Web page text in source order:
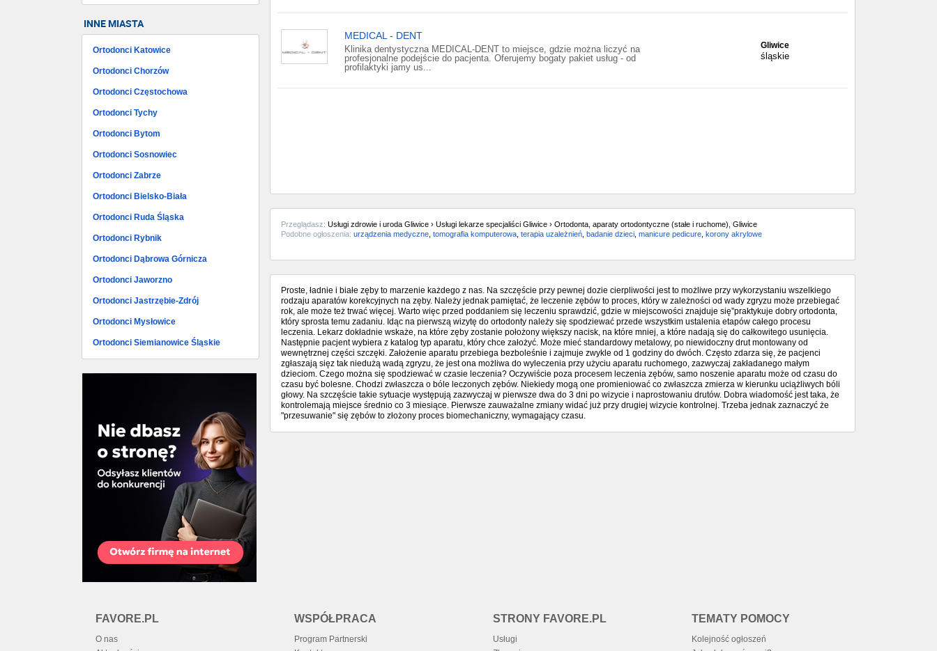
INNE MIASTA
Ortodonci Katowice
Ortodonci Chorzów
Ortodonci Częstochowa
Ortodonci Tychy
Ortodonci Bytom
Ortodonci Sosnowiec
Ortodonci Zabrze
Ortodonci Bielsko-Biała
Ortodonci Ruda Śląska
Ortodonci Rybnik
Ortodonci Dąbrowa Górnicza
Ortodonci Jaworzno
Ortodonci Jastrzębie-Zdrój
Ortodonci Mysłowice
Ortodonci Siemianowice Śląskie
MEDICAL - DENT
Klinika dentystyczna MEDICAL-DENT to miejsce, gdzie można liczyć na
profesjonalne podejście do pacjenta. Oferujemy bogaty pakiet usług - od
profilaktyki jamy us...
Gliwice
śląskie
Przeglądasz: Usługi zdrowie i uroda Gliwice › Usługi lekarze specjaliści Gliwice › Ortodonta, aparaty ortodontyczne (stałe i ruchome), Gliwice
Podobne ogłoszenia: urządzenia medyczne tomografia komputerowa terapia uzależnień badanie dzieci manicure pedicure korony akrylowe
Proste, ładnie i białe zęby to marzenie każdego z nas. Na szczęście przy pewnej dozie cierpliwości jest to możliwe przy wykorzystaniu wszelkiego
rodzaju aparatów korekcyjnych na zęby. Należy jednak pamiętać, że leczenie zębów to proces, który w zależności od wady zgryzu może przebiegać
rok, ale może też trwać więcej. Warto więc przed poddaniem się leczeniu sprawdzić, gdzie w miejscowości znajduje się”praktykuje dobry ortodonta,
który sprosta temu zadaniu. Idąc na pierwszą wizytę do ortodonty należy się spodziewać przede wszystkim ustalenia etapów całego procesu
leczenia. Lekarz dokładnie wskaże, na które zęby zostanie położony większy nacisk, na które mniej, a które nadają się do całkowitego usunięcia.
Następnie pacjent wybiera z katalog typ aparatu, który chce założyć. Może mieć standardowy metalowy, po niewidoczny drut montowany od
wewnętrznej części szczęki. Założenie aparatu przebiega bezboleśnie i zajmuje zwykle od 1 godziny do dwóch. Często zdarza się, że pacjenci
zgłaszają sięz tak niedużą wadą zgryzu, że jest ona możliwa do wyleczenia przy użyciu aparatu ruchomego, zazwyczaj zakładanego małym
dzieciom. Czego można się spodziewać w czasie leczenia? Oczywiście poza procesem leczenia zębów, samo noszenie aparatu może od czasu do
czasu być bolesne. Chodzi zwłaszcza o bóle leczonych zębów. Niekiedy mogą one promieniować co zwłaszcza zmierza w kierunku uciążliwych bóli
głowy. Na szczęście takie sytuacje występują zazwyczaj w pierwsze dwa do 3 dni po wizycie i naprostowaniu drutów. Dobra wiadomość jest taka, że
kontrolemają miejsce średnio co 3 miesiące. Pierwsze zauważalne zmiany widać już przy drugiej wizycie kontrolnej. Trzeba jednak zaznaczyć że
"przesuwanie" się zębów to złożony proces biomechaniczny, wymagający czasu.
FAVORE.PL
O nas
WSPÓŁPRACA
Program Partnerski
STRONY FAVORE.PL
Usługi
TEMATY POMOCY
Kolejność ogłoszeń